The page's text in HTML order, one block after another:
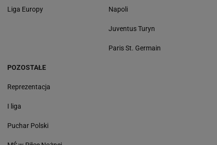
Liga Europy Napoli
Juventus Turyn
Paris St. Germain
POZOSTAŁE
Reprezentacja
I liga
Puchar Polski